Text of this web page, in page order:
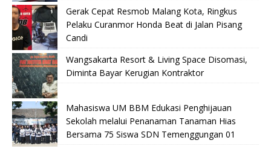
Gerak Cepat Resmob Malang Kota, Ringkus
Pelaku Curanmor Honda Beat di Jalan Pisang
Candi
Wangsakarta Resort & Living Space Disomasi,
Diminta Bayar Kerugian Kontraktor
Mahasiswa UM BBM Edukasi Penghijauan
Sekolah melalui Penanaman Tanaman Hias
Bersama 75 Siswa SDN Temenggungan 01